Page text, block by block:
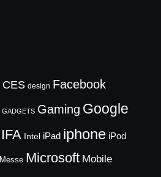
CES design Facebook
GADGETS Gaming Google
IFA Intel iPad iphone iPod
Messe Microsoft Mobile